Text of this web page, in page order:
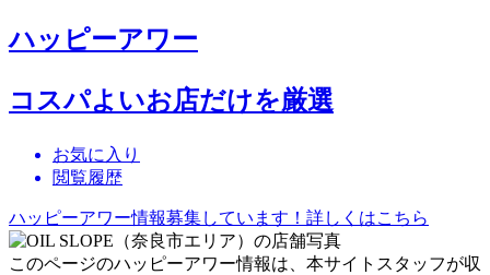
ハッピーアワー
コスパよいお店だけを厳選
お気に入り
閲覧履歴
ハッピーアワー情報募集しています！詳しくはこちら
このページのハッピーアワー情報は、本サイトスタッフが収